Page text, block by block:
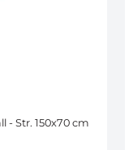
Str. 150x70 cm